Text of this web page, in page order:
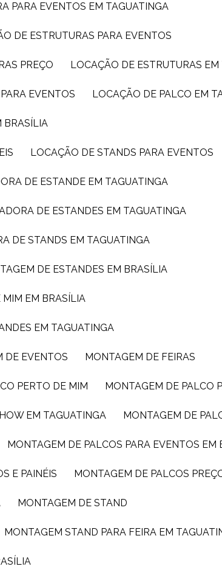
PARA EVENTOS EM TAGUATINGA
DE ESTRUTURAS PARA EVENTOS
PREÇO LOCAÇÃO DE ESTRUTURAS
EVENTOS LOCAÇÃO DE PALCO EM
BRASÍLIA
LOCAÇÃO DE STANDS PARA EVENTOS
DE ESTANDE EM TAGUATINGA
DE ESTANDES EM TAGUATINGA
DE STANDS EM TAGUATINGA
DE ESTANDES EM BRASÍLIA
MIM EM BRASÍLIA
EM TAGUATINGA
DE EVENTOS MONTAGEM DE FEIRAS
PERTO DE MIM MONTAGEM DE PALCO
EM TAGUATINGA MONTAGEM DE
MONTAGEM DE PALCOS PARA EVENTOS EM
E PAINÉIS MONTAGEM DE PALCOS
MONTAGEM DE STAND
MONTAGEM STAND PARA FEIRA EM